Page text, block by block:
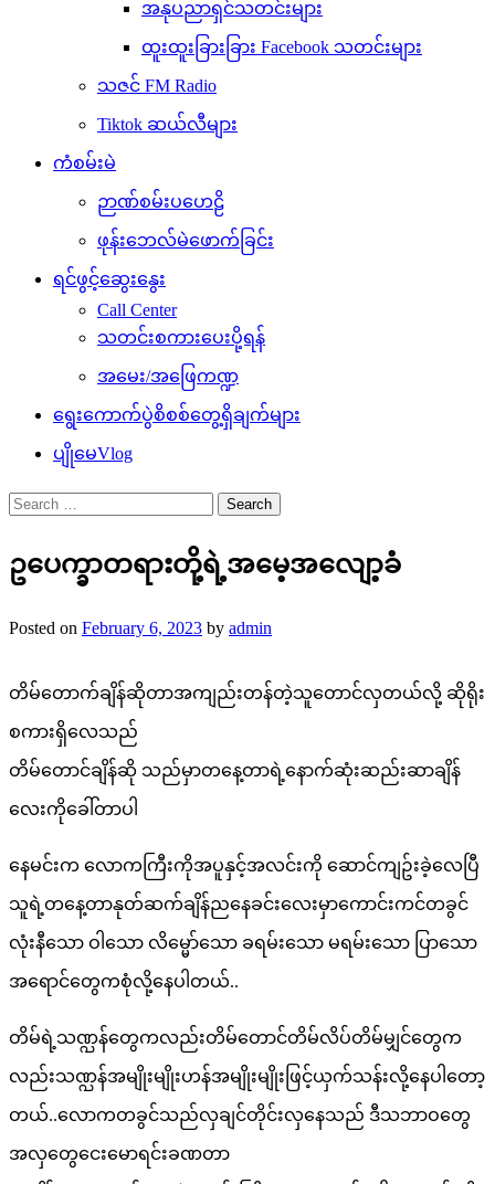
အနုပညာရှင်သတင်းများ
ထူးထူးခြားခြား Facebook သတင်းများ
သဇင် FM Radio
Tiktok ဆယ်လီများ
ကံစမ်းမဲ
ဉာဏ်စမ်းပဟေဠိ
ဖုန်းဘေလ်မဲဖောက်ခြင်း
ရင်ဖွင့်ဆွေးနွေး
Call Center
သတင်းစကားပေးပို့ရန်
အမေး/အဖြေကဏ္ဍ
ရွေးကောက်ပွဲစိစစ်တွေ့ရှိချက်များ
ပျိုမေVlog
Search
for:
ဥပေက္ခာတရားတို့ရဲ့အမေ့အလျော့ခံ
Posted on February 6, 2023 by admin
တိမ်တောက်ချိန်ဆိုတာအကျည်းတန်တဲ့သူတောင်လှတယ်လို့ ဆိုရိုး
စကားရှိလေသည်
တိမ်တောင်ချိန်ဆို သည်မှာတနေ့တာရဲ့နောက်ဆုံးဆည်းဆာချိန်
လေးကိုခေါ်တာပါ
နေမင်းက လောကကြီးကိုအပူနှင့်အလင်းကို ဆောင်ကျဥ်းခဲ့လေပြီ
သူရဲ့တနေ့တာနုတ်ဆက်ချိန်ညနေခင်းလေးမှာကောင်းကင်တခွင်
လုံးနီသော ဝါသော လိမ္မော်သော ခရမ်းသော မရမ်းသော ပြာသော
အရောင်တွေကစုံလို့နေပါတယ်..
တိမ်ရဲ့သဏ္ဉန်တွေကလည်းတိမ်တောင်တိမ်လိပ်တိမ်မျှင်တွေက
လည်းသဏ္ဉန်အမျိုးမျိုးဟန်အမျိုးမျိုးဖြင့်ယှက်သန်းလို့နေပါတော့
တယ်..လောကတခွင်သည်လှချင်တိုင်းလှနေသည် ဒီသဘာဝတွေ
အလှတွေငေးမောရင်းခဏတာ